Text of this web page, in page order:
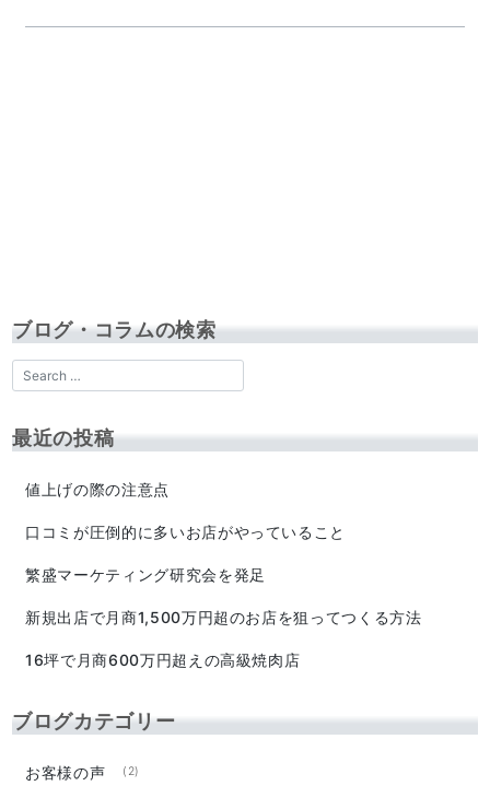
ブログ・コラムの検索
最近の投稿
値上げの際の注意点
口コミが圧倒的に多いお店がやっていること
繁盛マーケティング研究会を発足
新規出店で月商1,500万円超のお店を狙ってつくる方法
16坪で月商600万円超えの高級焼肉店
ブログカテゴリー
お客様の声 (2)